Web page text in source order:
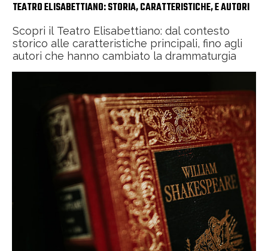
TEATRO ELISABETTIANO: STORIA, CARATTERISTICHE, E AUTORI
Scopri il Teatro Elisabettiano: dal contesto
storico alle caratteristiche principali, fino agli
autori che hanno cambiato la drammaturgia